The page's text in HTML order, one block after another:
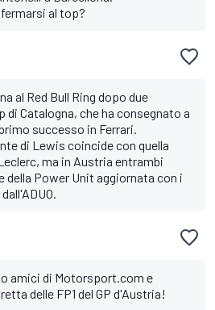
al top?
al Red Bull Ring dopo due
di Catalogna, che ha consegnato a
successo in Ferrari.
di Lewis coincide con quella
ma in Austria entrambi
della Power Unit aggiornata con i
amici di Motorsport.com e
delle FP1 del GP d'Austria!